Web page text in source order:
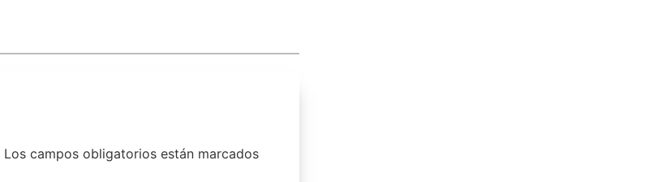
Los campos obligatorios están marcados